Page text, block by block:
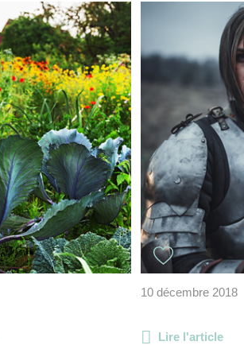
10 décembre 2018
Lire l'article